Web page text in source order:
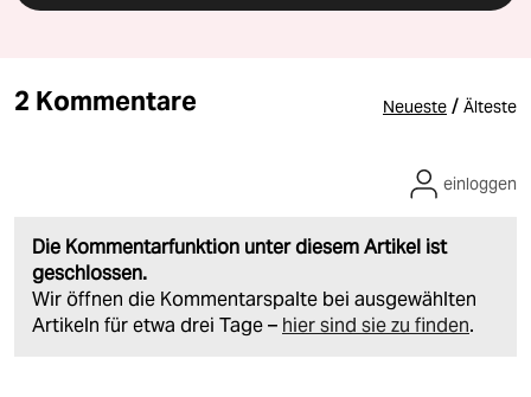
2 Kommentare Neueste / Älteste
Die Kommentarfunktion unter diesem Artikel ist
geschlossen.
Wir öffnen die Kommentarspalte bei ausgewählten
Artikeln für etwa drei Tage – hier sind sie zu finden.
einloggen